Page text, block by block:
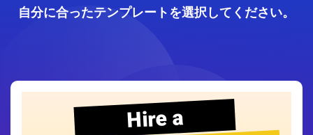
自分に合ったテンプレートを選択してください。
Hire a